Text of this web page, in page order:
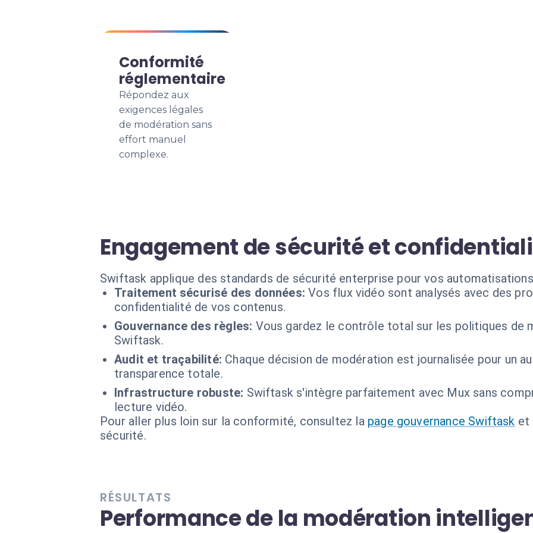
Conformité
réglementaire
Répondez aux
exigences légales
de modération sans
effort manuel
complexe.
Engagement de sécurité et
Swiftask applique des standards de sécurité enterprise pour vos
Traitement sécurisé des données: Vos flux vidéo sont analysés avec des
confidentialité de vos contenus.
Gouvernance des règles: Vous gardez le contrôle total sur les politiques de
Swiftask.
Audit et traçabilité: Chaque décision de modération est journalisée pour un
transparence totale.
Infrastructure robuste: Swiftask s'intègre parfaitement avec Mux sans
lecture vidéo.
Pour aller plus loin sur la conformité, consultez la page gouvernance Swiftask et
sécurité.
RÉSULTATS
Performance de la modération